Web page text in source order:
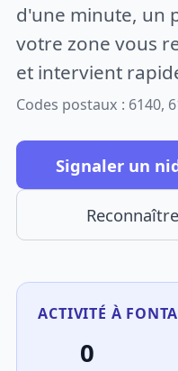
d'une minute, un
votre zone vous
et intervient
Codes postaux : 6140,
Signaler un
ACTIVITÉ À
0